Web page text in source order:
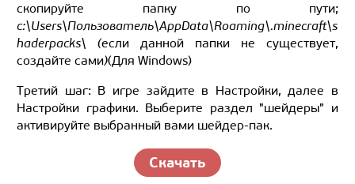
скопируйте папку по пути;
c:\Users\Пользователь\AppData\Roaming\.minecraft\s
haderpacks\ (если данной папки не существует,
создайте сами)(Для Windows)
Третий шаг: В игре зайдите в Настройки, далее в
Настройки графики. Выберите раздел "шейдеры" и
активируйте выбранный вами шейдер-пак.
Скачать